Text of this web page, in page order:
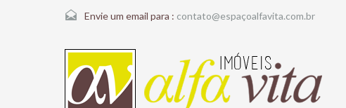
Envie um email para : contato@espaçoalfavita.com.br